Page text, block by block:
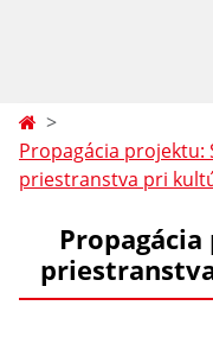
Propagácia projektu:
priestranstva pri